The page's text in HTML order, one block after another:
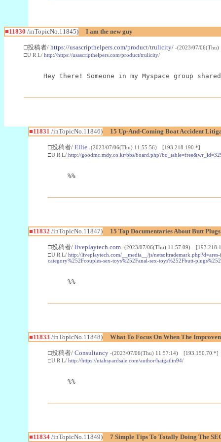
■11830 /inTopicNo.11845) I am the new guy
□投稿者/ https://usascripthelpers.com/product/trulicity/ -(2023/07/
□U R L/ http://https://usascripthelpers.com/product/trulicity/
Hey there! Someone in my Myspace group
■11831 /inTopicNo.11846) 15 Up-And-Coming Boat Accident
□投稿者/ Ellie -(2023/07/06(Thu) 11:55:56) [193.218.190.*]
□U R L/ http://goodmc.mdy.co.kr/bbs/
%%
■11832 /inTopicNo.11847) 15 Top Documentaries About Butt Plugs
□投稿者/ liveplaytech.com -(2023/07/06(Thu) 11:57:09)
□U R L/ http://liveplaytech.com/__media__/js/
category%252Fcouples-sex-toys%252Fanal-sex-toys%252Fbutt-
%%
■11833 /inTopicNo.11848) What To Focus On When The
□投稿者/ Consultancy -(2023/07/06(Thu) 11:57:14) [193.150.70.*]
□U R L/ http://https://utahsyardsale.com/author/haigatlin94/
%%
■11834/inTopicNo.11849) 7 Simple Tips To Totally Doing The